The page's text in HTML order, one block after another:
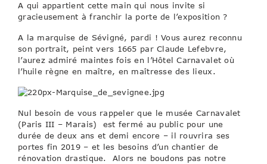
A qui appartient cette main qui nous invite si
gracieusement à franchir la porte de l’exposition ?
A la marquise de Sévigné, pardi ! Vous aurez reconnu
son portrait, peint vers 1665 par Claude Lefebvre,
l’aurez admiré maintes fois en l’Hôtel Carnavalet où
l’huile règne en maître, en maîtresse des lieux.
Nul besoin de vous rappeler que le musée Carnavalet
(Paris III – Marais) est fermé au public pour une
durée de deux ans et demi encore – il rouvrira ses
portes fin 2019 – et les besoins d’un chantier de
rénovation drastique. Alors ne boudons pas notre